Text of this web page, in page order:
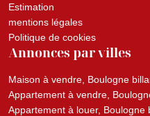
Estimation
mentions légales
Politique de cookies
Annonces par villes
Maison à vendre, Boulogne
Appartement à vendre,
Appartement à louer, Boulogne